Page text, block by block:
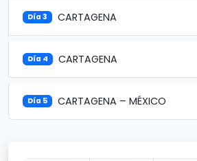
Día 3 CARTAGENA
Día 4 CARTAGENA
Día 5 CARTAGENA – MÉXICO